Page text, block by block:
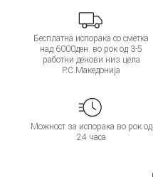
Бесплатна испорака со сметка
над 6000ден. во рок од 3-5
работни денови низ цела
Р.С.Македонија
Можност за испорака во рок од
24 часа